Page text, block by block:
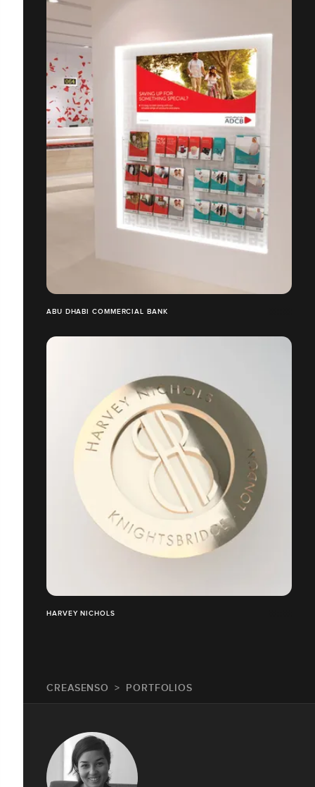
ABU DHABI COMMERCIAL BANK
HARVEY NICHOLS
CREASENSO PORTFOLIOS